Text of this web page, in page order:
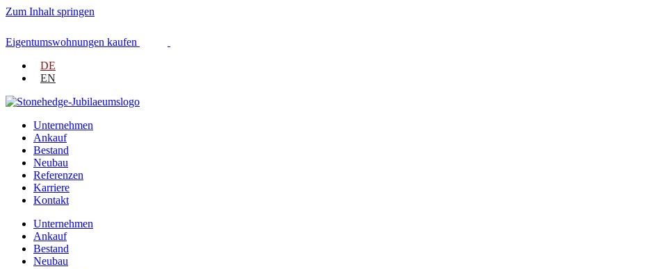
Zum Inhalt springen
Eigentumswohnungen kaufen
DE
EN
Unternehmen
Ankauf
Bestand
Neubau
Referenzen
Karriere
Kontakt
Unternehmen
Ankauf
Bestand
Neubau